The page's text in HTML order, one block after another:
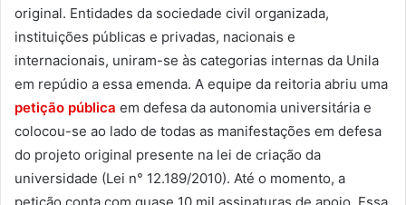
original. Entidades da sociedade civil organizada,
instituições públicas e privadas, nacionais e
internacionais, uniram-se às categorias internas da Unila
em repúdio a essa emenda. A equipe da reitoria abriu uma
petição pública em defesa da autonomia universitária e
colocou-se ao lado de todas as manifestações em defesa
do projeto original presente na lei de criação da
universidade (Lei n° 12.189/2010). Até o momento, a
petição conta com quase 10 mil assinaturas de apoio. Essa